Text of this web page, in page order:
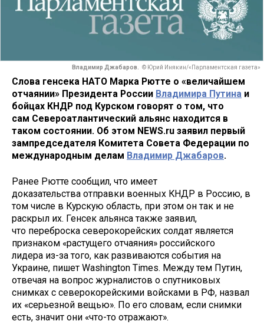
Владимир Джабаров. © Юрий Инякин/«Парламентская газета»
Слова генсека НАТО Марка Рютте о «величайшем
отчаянии» Президента России Владимира Путина и
бойцах КНДР под Курском говорят о том, что
сам Североатлантический альянс находится в
таком состоянии. Об этом NEWS.ru заявил первый
зампредседателя Комитета Совета Федерации по
международным делам Владимир Джабаров.
Ранее Рютте сообщил, что имеет
доказательства отправки военных КНДР в Россию, в
том числе в Курскую область, при этом он так и не
раскрыл их. Генсек альянса также заявил,
что переброска северокорейских солдат является
признаком «растущего отчаяния» российского
лидера из-за того, как развиваются события на
Украине, пишет Washington Times. Между тем Путин,
отвечая на вопрос журналистов о спутниковых
снимках с северокорейскими войсками в РФ, назвал
их «серьезной вещью». По его словам, если снимки
есть, значит они «что-то отражают».